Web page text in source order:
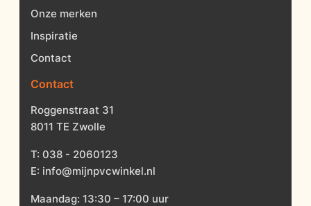
Onze merken
Inspiratie
Contact
Contact
Roggenstraat 31
8011 TE Zwolle
T: 038 - 2060123
E: info@mijnpvcwinkel.nl
Maandag: 13:30 – 17:00 uur